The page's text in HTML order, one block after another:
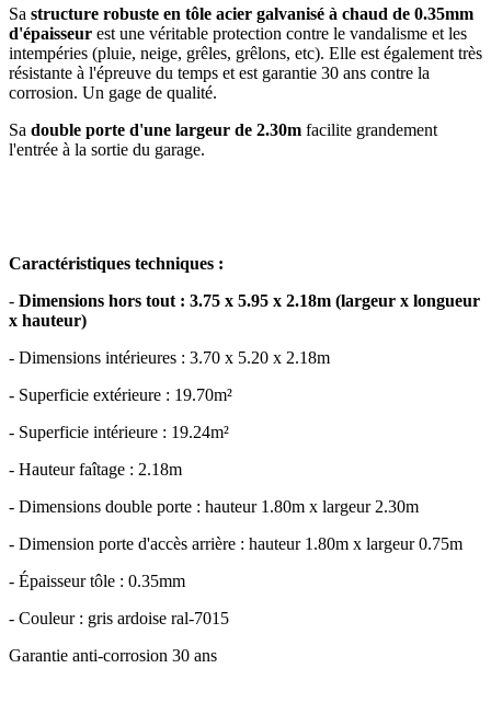
Sa structure robuste en tôle acier galvanisé à chaud de 0.35mm
d'épaisseur est une véritable protection contre le vandalisme et les
intempéries (pluie, neige, grêles, grêlons, etc). Elle est également très
résistante à l'épreuve du temps et est garantie 30 ans contre la
corrosion. Un gage de qualité.
Sa double porte d'une largeur de 2.30m facilite grandement
l'entrée à la sortie du garage.
Caractéristiques techniques :
- Dimensions hors tout : 3.75 x 5.95 x 2.18m (largeur x longueur
x hauteur)
- Dimensions intérieures : 3.70 x 5.20 x 2.18m
- Superficie extérieure : 19.70m²
- Superficie intérieure : 19.24m²
- Hauteur faîtage : 2.18m
- Dimensions double porte : hauteur 1.80m x largeur 2.30m
- Dimension porte d'accès arrière : hauteur 1.80m x largeur 0.75m
- Épaisseur tôle : 0.35mm
- Couleur : gris ardoise ral-7015
Garantie anti-corrosion 30 ans